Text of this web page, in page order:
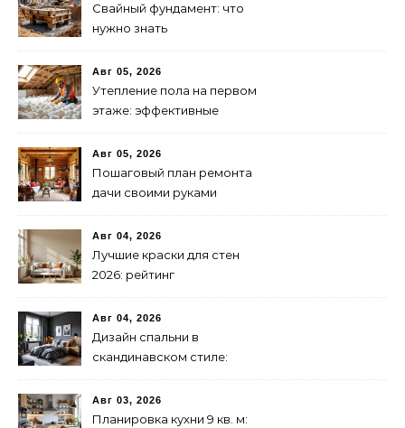
Свайный фундамент: что
нужно знать
Авг 05, 2026
Утепление пола на первом
этаже: эффективные
Авг 05, 2026
Пошаговый план ремонта
дачи своими руками
Авг 04, 2026
Лучшие краски для стен
2026: рейтинг
стойкости
Авг 04, 2026
Дизайн спальни в
скандинавском стиле:
Авг 03, 2026
Планировка кухни 9 кв. м: